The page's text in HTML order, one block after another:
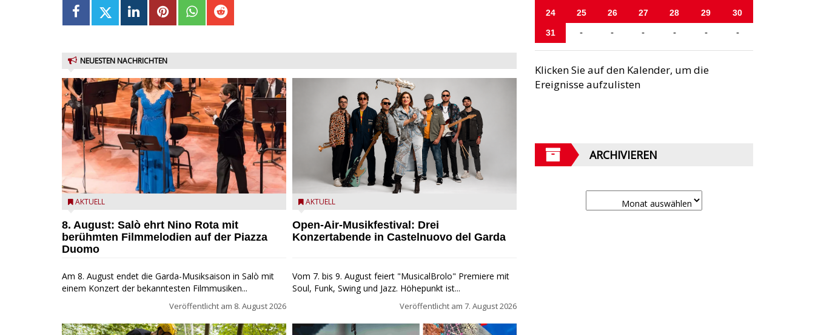
NEUESTEN NACHRICHTEN
Estate Musicale del Garda: Salò ehrt Nino Rota
AKTUELL
8. August: Salò ehrt Nino Rota mit
berühmten Filmmelodien auf der Piazza
Duomo
Am 8. August endet die Garda-Musiksaison in Salò mit
einem Konzert der bekanntesten Filmmusiken...
Veröffentlicht am 8. August 2026
Castelnuovo del Garda: Die "Dirotta su Cuba" zu Gast
AKTUELL
Open-Air-Musikfestival: Drei
Konzertabende in Castelnuovo del Garda
Vom 7. bis 9. August feiert "MusicalBrolo" Premiere mit
Soul, Funk, Swing und Jazz. Höhepunkt ist...
Veröffentlicht am 7. August 2026
24 25 26 27 28 29 30
31 - - - - - -
Klicken Sie auf den Kalender, um die
Ereignisse aufzulisten
ARCHIVIEREN